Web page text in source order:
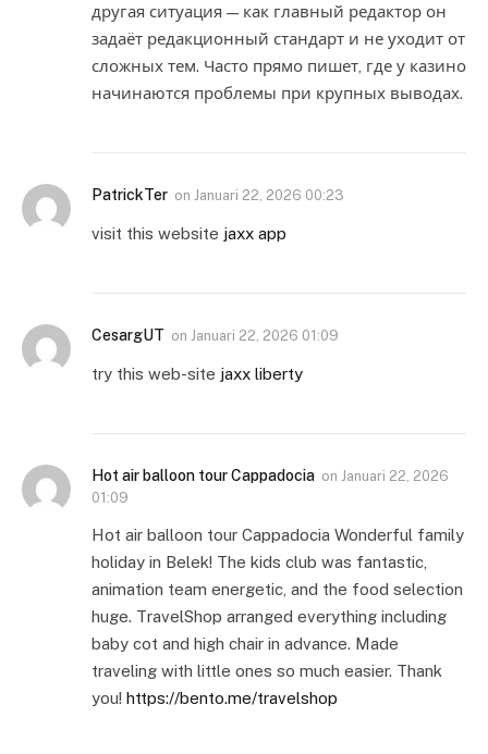
другая ситуация — как главный редактор он
задаёт редакционный стандарт и не уходит от
сложных тем. Часто прямо пишет, где у казино
начинаются проблемы при крупных выводах.
PatrickTer on Januari 22, 2026 00:23
visit this website jaxx app
CesargUT on Januari 22, 2026 01:09
try this web-site jaxx liberty
Hot air balloon tour Cappadocia on Januari 22, 2026
01:09
Hot air balloon tour Cappadocia Wonderful family
holiday in Belek! The kids club was fantastic,
animation team energetic, and the food selection
huge. TravelShop arranged everything including
baby cot and high chair in advance. Made
traveling with little ones so much easier. Thank
you! https://bento.me/travelshop